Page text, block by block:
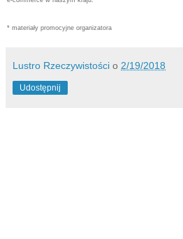
* materiały promocyjne organizatora
Lustro Rzeczywistości o 2/19/2018
Udostępnij